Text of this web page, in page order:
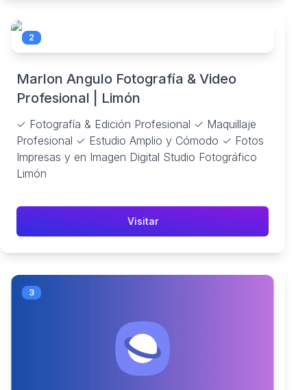
2
Marlon Angulo Fotografía & Video
Profesional | Limón
✓ Fotografía & Edición Profesional ✓ Maquillaje
Profesional ✓ Estudio Amplio y Cómodo ✓ Fotos
Impresas y en Imagen Digital Studio Fotográfico
Limón
Visitar
3